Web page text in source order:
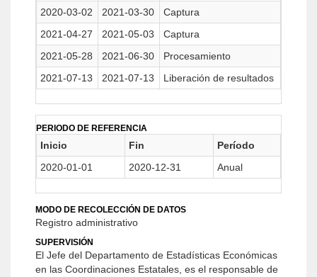
2020-03-02
2021-03-30
Captura
2021-04-27
2021-05-03
Captura
2021-05-28
2021-06-30
Procesamiento
2021-07-13
2021-07-13 Liberación de resultados
PERIODO DE REFERENCIA
Inicio Fin
Período
2020-01-01
2020-12-31 Anual
MODO DE RECOLECCIÓN DE DATOS
Registro administrativo
SUPERVISIÓN
El Jefe del Departamento de Estadísticas Económicas
en las Coordinaciones Estatales, es el responsable de